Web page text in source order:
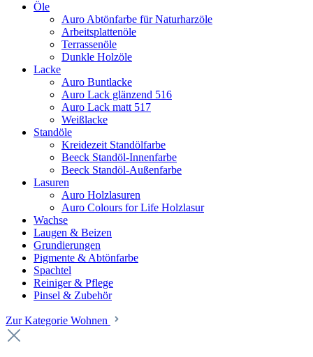
Öle
Auro Abtönfarbe für Naturharzöle
Arbeitsplattenöle
Terrassenöle
Dunkle Holzöle
Lacke
Auro Buntlacke
Auro Lack glänzend 516
Auro Lack matt 517
Weißlacke
Standöle
Kreidezeit Standölfarbe
Beeck Standöl-Innenfarbe
Beeck Standöl-Außenfarbe
Lasuren
Auro Holzlasuren
Auro Colours for Life Holzlasur
Wachse
Laugen & Beizen
Grundierungen
Pigmente & Abtönfarbe
Spachtel
Reiniger & Pflege
Pinsel & Zubehör
Zur Kategorie Wohnen